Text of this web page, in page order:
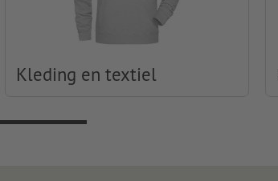
Kleding en textiel